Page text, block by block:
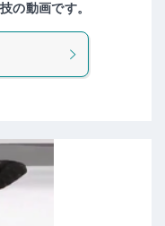
の動画です。